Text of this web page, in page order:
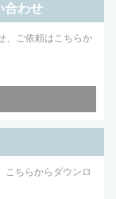
合わせ
、ご依頼はこちらか
こちらからダウンロ